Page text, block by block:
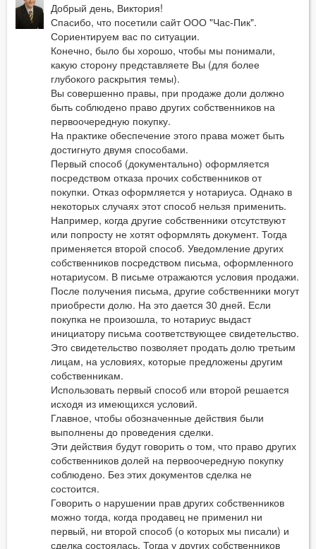
Добрый день, Виктория!
Спасибо, что посетили сайт ООО "Час-Пик".
Сориентируем вас по ситуации.
Конечно, было бы хорошо, чтобы мы понимали,
какую сторону представляете Вы (для более
глубокого раскрытия темы).
Вы совершенно правы, при продаже доли должно
быть соблюдено право других собственников на
первоочередную покупку.
На практике обеспечение этого права может быть
достигнуто двумя способами.
Первый способ (документально) оформляется
посредством отказа прочих собственников от
покупки. Отказ оформляется у нотариуса. Однако в
некоторых случаях этот способ нельзя применить.
Например, когда другие собственники отсутствуют
или попросту не хотят оформлять документ. Тогда
применяется второй способ. Уведомление других
собственников посредством письма, оформленного
нотариусом. В письме отражаются условия продажи.
После получения письма, другие собственники могут
приобрести долю. На это дается 30 дней. Если
покупка не произошла, то нотариус выдаст
инициатору письма соответствующее свидетельство.
Это свидетельство позволяет продать долю третьим
лицам, на условиях, которые предложены другим
собственникам.
Использовать первый способ или второй решается
исходя из имеющихся условий.
Главное, чтобы обозначенные действия были
выполнены до проведения сделки.
Эти действия будут говорить о том, что право других
собственников долей на первоочередную покупку
соблюдено. Без этих документов сделка не
состоится.
Говорить о нарушении прав других собственников
можно тогда, когда продавец не применил ни
первый, ни второй способ (о которых мы писали) и
сделка состоялась. Тогда у других собственников